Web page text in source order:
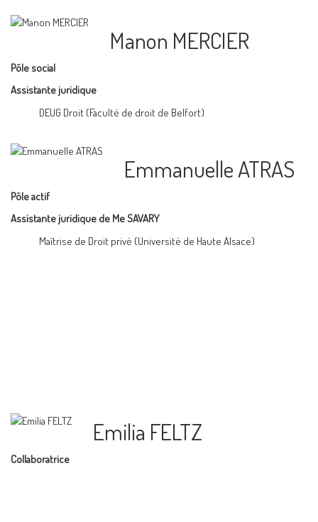
Manon MERCIER
Pôle social
Assistante juridique
DEUG Droit (Faculté de droit de Belfort)
Emmanuelle ATRAS
Pôle actif
Assistante juridique de Me SAVARY
Maîtrise de Droit privé (Université de Haute Alsace)
Emilia FELTZ
Collaboratrice